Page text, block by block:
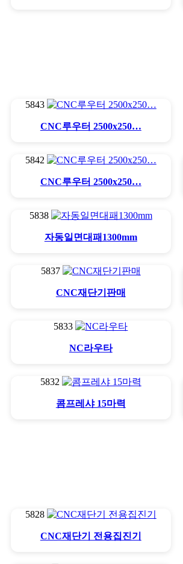
5843
CNC루우터 2500x250…
5842
CNC루우터 2500x250…
5838
자동일면대패1300mm
5837
CNC재단기판매
5833
NC라우타
5832
콤프레샤 15마력
5828
CNC재단기 전용집진기